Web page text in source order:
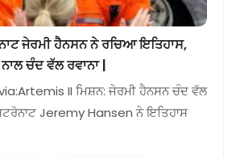
ਜੇਰਮੀ ਹੈਨਸਨ ਨੇ ਰਚਿਆ ਇਤਿਹਾਸ,
ਚੰਦ ਵੱਲ ਰਵਾਨਾ |
II ਮਿਸ਼ਨ: ਜੇਰਮੀ ਹੈਨਸਨ ਚੰਦ ਵੱਲ
Jeremy Hansen ਨੇ ਇਤਿਹਾਸ